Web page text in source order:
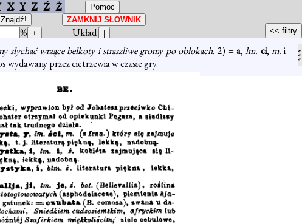
X Y Z Ź Ż
%
Układ
słychać wrzące bełkoty i straszliwe gromy po obłokach.2) =a,lm. ci, m.i
wydawany przez cietrzewia w czasie gry.